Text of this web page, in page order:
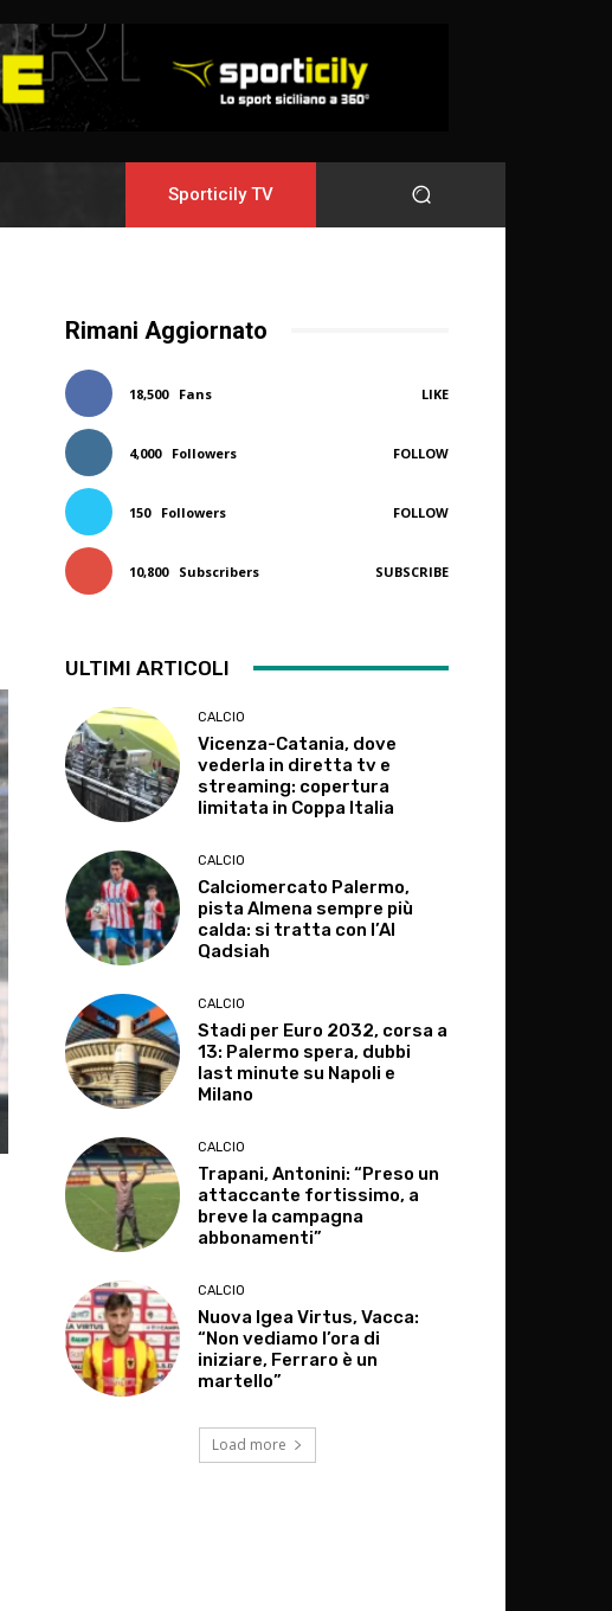
Sporticily TV
Rimani Aggiornato
18,500 Fans LIKE
4,000 Followers FOLLOW
150 Followers FOLLOW
10,800 Subscribers SUBSCRIBE
ULTIMI ARTICOLI
CALCIO
Vicenza-Catania, dove
vederla in diretta tv e
streaming: copertura
limitata in Coppa Italia
CALCIO
Calciomercato Palermo,
pista Almena sempre più
calda: si tratta con l’Al
Qadsiah
CALCIO
Stadi per Euro 2032, corsa a
13: Palermo spera, dubbi
last minute su Napoli e
Milano
CALCIO
Trapani, Antonini: “Preso un
attaccante fortissimo, a
breve la campagna
abbonamenti”
CALCIO
Nuova Igea Virtus, Vacca:
“Non vediamo l’ora di
iniziare, Ferraro è un
martello”
Load more